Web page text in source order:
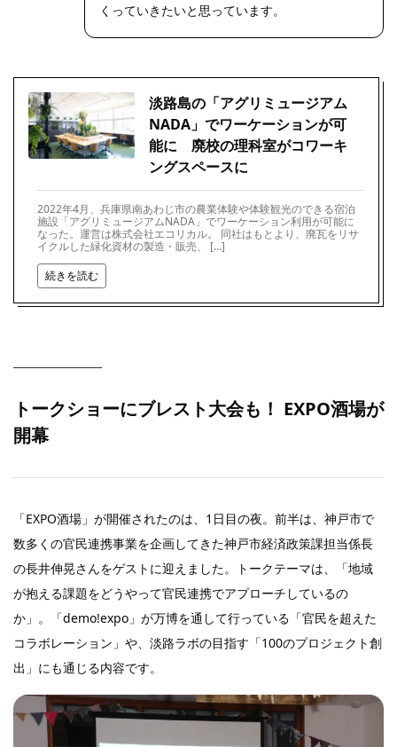
くっていきたいと思っています。
淡路島の「アグリミュージアム
NADA」でワーケーションが可
能に 廃校の理科室がコワーキ
ングスペースに
2022年4月、兵庫県南あわじ市の農業体験や体験観光のできる宿泊
施設「アグリミュージアムNADA」でワーケーション利用が可能に
なった。運営は株式会社エコリカル。 同社はもとより、廃瓦をリサ
イクルした緑化資材の製造・販売、 […]
続きを読む
トークショーにブレスト大会も！ EXPO酒場が
開幕
「EXPO酒場」が開催されたのは、1日目の夜。前半は、神戸市で
数多くの官民連携事業を企画してきた神戸市経済政策課担当係長
の長井伸晃さんをゲストに迎えました。トークテーマは、「地域
が抱える課題をどうやって官民連携でアプローチしているの
か」。「demo!expo」が万博を通して行っている「官民を超えた
コラボレーション」や、淡路ラボの目指す「100のプロジェクト創
出」にも通じる内容です。